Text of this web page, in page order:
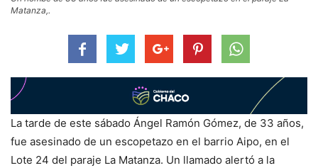
Matanza,.
La tarde de este sábado Ángel Ramón Gómez, de 33 años,
fue asesinado de un escopetazo en el barrio Aipo, en el
Lote 24 del paraje La Matanza. Un llamado alertó a la